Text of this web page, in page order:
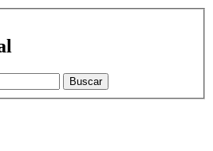
Buscar